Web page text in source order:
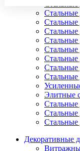
Стальные
Стальные
Стальные
Стальные
Стальные
Стальные
Стальные
Элитные
Декоративные
использования
Яндекс.Метрика),
обработки
Если вы не
настройте